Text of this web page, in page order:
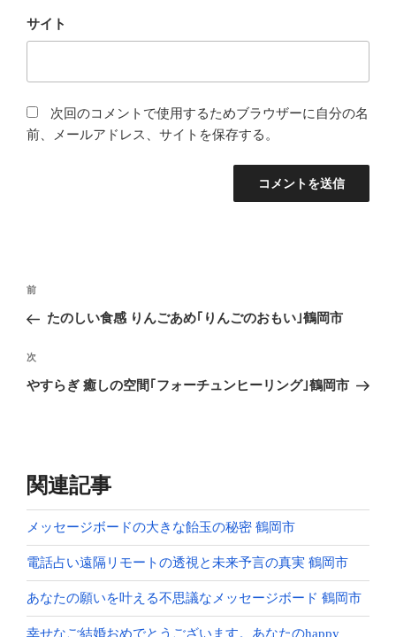
サイト
次回のコメントで使用するためブラウザーに自分の名
前、メールアドレス、サイトを保存する。
投
ナ
ビ
ゲ
ン
前
の
稿
前
たのしい食感 りんごあめ｢りんごのおもい｣鶴岡市
次
の
次
やすらぎ 癒しの空間｢フォーチュンヒーリング｣鶴岡市
関連記事
メッセージボードの大きな飴玉の秘密 鶴岡市
電話占い遠隔リモートの透視と未来予言の真実 鶴岡市
あなたの願いを叶える不思議なメッセージボード 鶴岡市
幸せなご結婚おめでとうございます。あなたのhappy